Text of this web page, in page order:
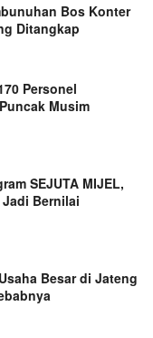
Bos Konter
Ditangkap
Personel
Musim
SEJUTA MIJEL,
Bernilai
Besar di Jateng